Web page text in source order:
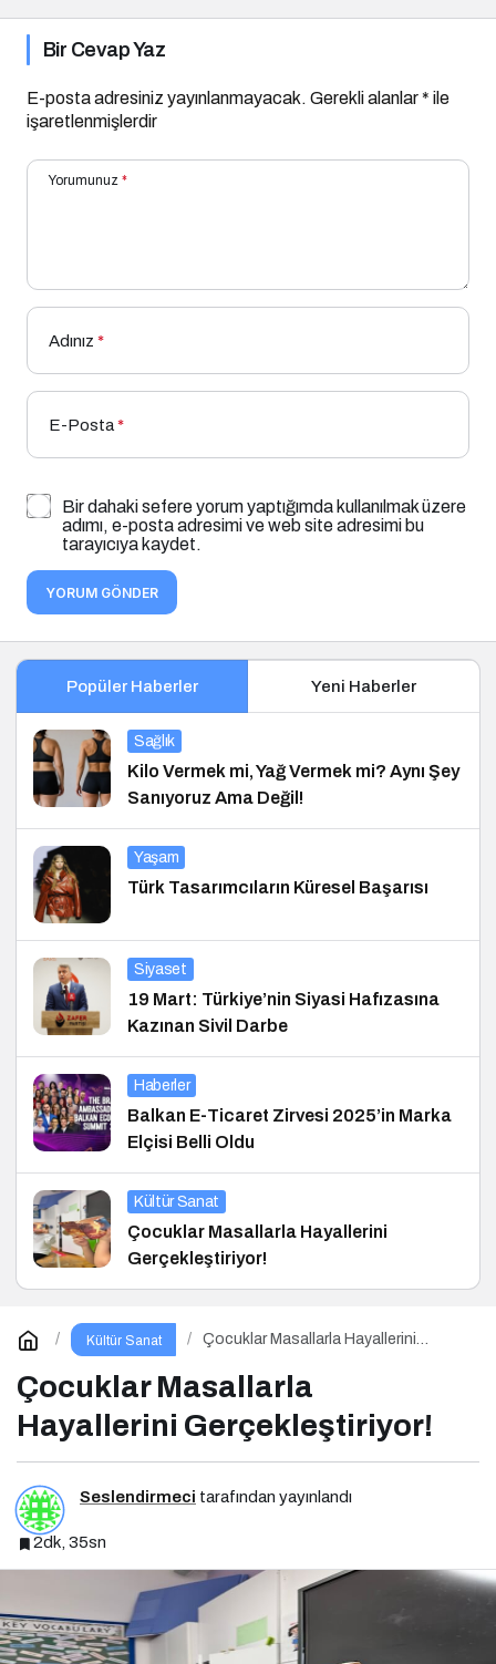
Bir Cevap Yaz
E-posta adresiniz yayınlanmayacak. Gerekli alanlar* ile
işaretlenmişlerdir
Yorumunuz *
Adınız *
E-Posta*
Bir dahaki sefere yorum yaptığımda kullanılmak üzere
adımı, e-posta adresimi ve web site adresimi bu
tarayıcıya kaydet.
YORUM GÖNDER
Popüler Haberler Yeni Haberler
Sağlık
Kilo Vermek mi, Yağ Vermek mi? Aynı Şey
Sanıyoruz Ama Değil!
Yaşam
Türk Tasarımcıların Küresel Başarısı
Siyaset
19 Mart: Türkiye’nin Siyasi Hafızasına
Kazınan Sivil Darbe
Haberler
Balkan E-Ticaret Zirvesi 2025’in Marka
Elçisi Belli Oldu
Kültür Sanat
Çocuklar Masallarla Hayallerini
Gerçekleştiriyor!
Kültür Sanat
Çocuklar Masallarla Hayallerini
Çocuklar Masallarla
Hayallerini Gerçekleştiriyor!
Seslendirmeci tarafından yayınlandı
2dk, 35sn